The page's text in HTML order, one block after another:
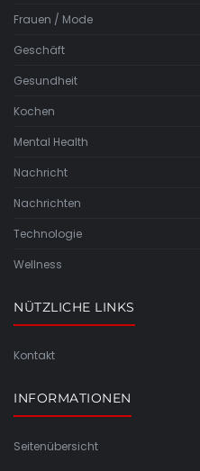
Frauen / Mode
Geschäft
Gesundheit
Kochen
Mental Health
Nachricht
Nachrichten
Technologie
Wellness
NÜTZLICHE LINKS
Kontakt
INFORMATIONEN
Seitenübersicht